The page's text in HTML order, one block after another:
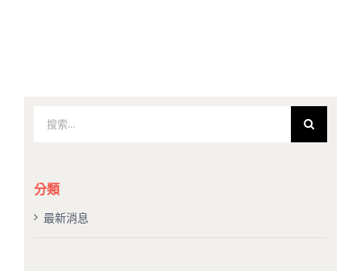
果：
分類
最新消息